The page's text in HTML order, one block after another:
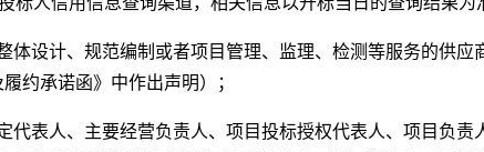
体设计、规范编制或者项目管理、监理、检测等服务的供
约承诺函》中作出声明）；
代表人、主要经营负责人、项目投标授权代表人、项目负